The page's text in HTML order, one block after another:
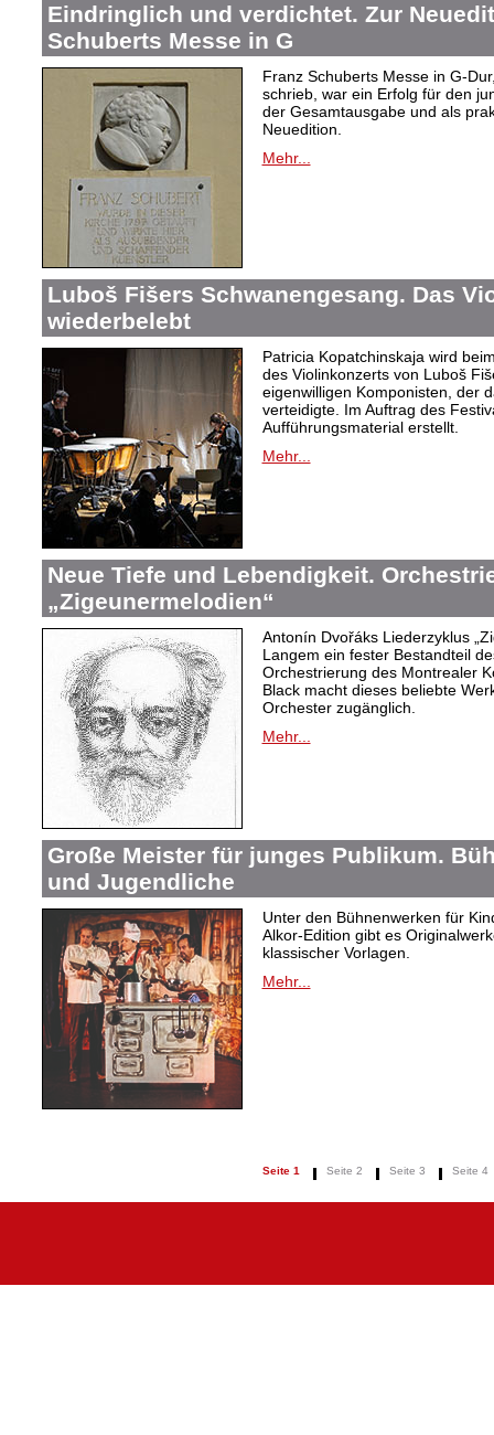
Eindringlich und verdichtet. Zur
Schuberts Messe in G
Franz Schuberts Messe in G-
schrieb, war ein Erfolg für den
der Gesamtausgabe und als
Neuedition.
Mehr...
Luboš Fišers Schwanengesang. Das
wiederbelebt
Patricia Kopatchinskaja wird
des Violinkonzerts von Luboš
eigenwilligen Komponisten, der
verteidigte. Im Auftrag des
Aufführungsmaterial erstellt.
Mehr...
Neue Tiefe und Lebendigkeit.
„Zigeunermelodien“
Antonín Dvořáks Liederzyklus
Langem ein fester Bestandteil
Orchestrierung des Montrealer
Black macht dieses beliebte
Orchester zugänglich.
Mehr...
Große Meister für junges Publikum.
und Jugendliche
Unter den Bühnenwerken für
Alkor-Edition gibt es
klassischer Vorlagen.
Mehr...
Seite 1 Seite 2 Seite 3 Seite 4